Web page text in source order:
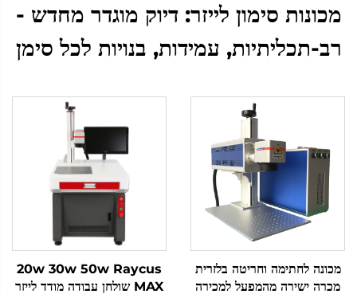
מכונות סימון לייזר: דיוק מוגדר מחדש -
רב-תכליתיות, עמידות, בנויות לכל סימן
מכונה לחתימה וחריטה בלזרית
מכרה ישירה מהמפעל למכירה
20w 30w 50w Raycus
MAX שולחן עבודה מודד לייזר